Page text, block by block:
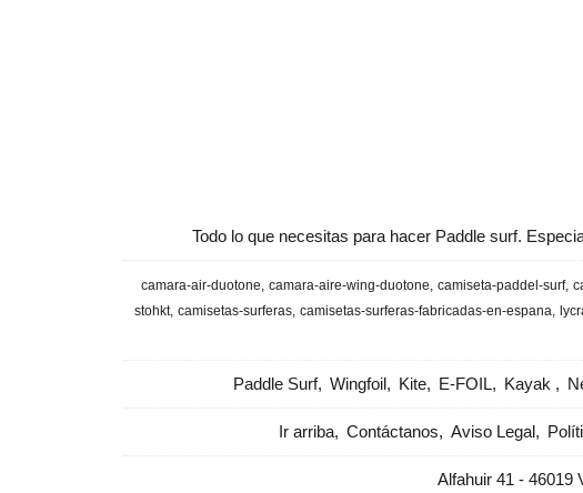
Todo lo que necesitas para hacer Paddle surf.
camara-air-duotone camara-aire-wing-duotone camiseta-paddel-surf
stohkt camisetas-surferas camisetas-surferas-fabricadas-en-espana
Paddle Surf Wingfoil Kite E-FOIL Kayak
Ir arriba Contáctanos Aviso Legal
Alfahuir 41 - 46019